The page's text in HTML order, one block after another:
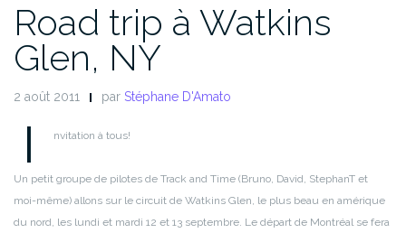
Road trip à Watkins
Glen, NY
2 août 2011 par Stéphane D'Amato
I nvitation à tous!
Un petit groupe de pilotes de Track and Time (Bruno, David, StephanT et
moi-même) allons sur le circuit de Watkins Glen, le plus beau en amérique
du nord, les lundi et mardi 12 et 13 septembre. Le départ de Montréal se fera